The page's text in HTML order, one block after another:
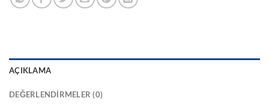
AÇIKLAMA
DEĞERLENDIRMELER (0)